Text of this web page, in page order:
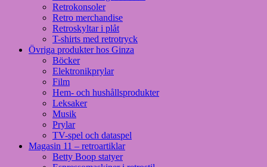
Retrokonsoler
Retro merchandise
Retroskyltar i plåt
T-shirts med retrotryck
Övriga produkter hos Ginza
Böcker
Elektronikprylar
Film
Hem- och hushållsprodukter
Leksaker
Musik
Prylar
TV-spel och dataspel
Magasin 11 – retroartiklar
Betty Boop statyer